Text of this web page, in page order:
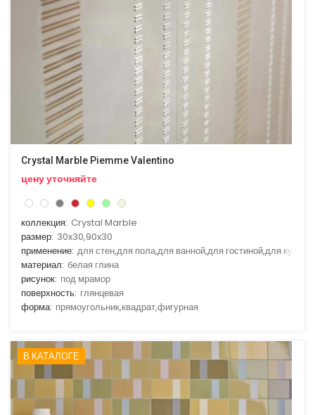
Crystal Marble Piemme Valentino
цену уточняйте
коллекция: Crystal Marble
размер: 30x30,90x30
применение: для стен,для пола,для ванной,для гостиной,для кухни
материал: белая глина
рисунок: под мрамор
поверхность: глянцевая
форма: прямоугольник,квадрат,фигурная
В КАТАЛОГЕ